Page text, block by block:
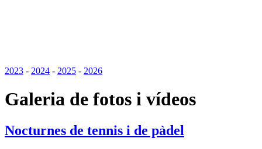
2023 - 2024 - 2025 - 2026
Galeria de fotos i vídeos
Nocturnes de tennis i de pàdel